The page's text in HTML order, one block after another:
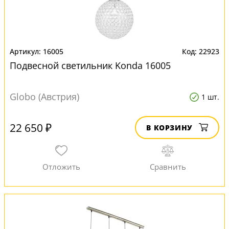
16005 22923
Подвесной светильник Konda 16005
Globo (Австрия) 1 шт.
22 650 ₽ В КОРЗИНУ